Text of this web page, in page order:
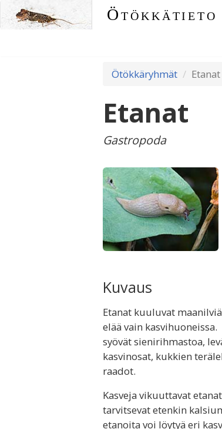
Ötökkätieto
Ötökkäryhmät Etanat
Etanat
Gastropoda
Kuvaus
Etanat kuuluvat
elää vain
syövät sienirihmastoa,
kasvinosat, kukkien
raadot.
Kasveja vikuuttavat
tarvitsevat etenkin
etanoita voi löytyä eri